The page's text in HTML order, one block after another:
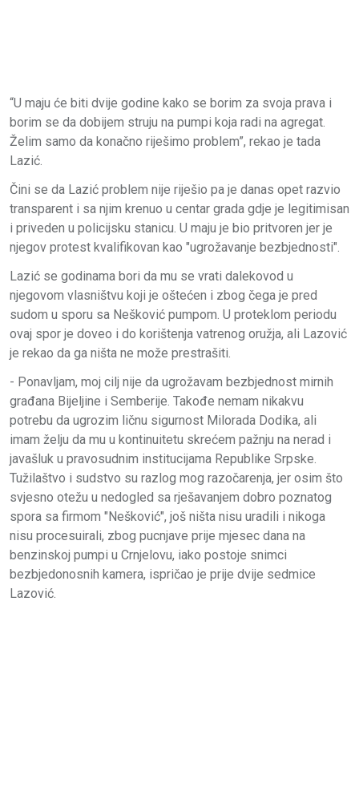
“U maju će biti dvije godine kako se borim za svoja prava i
borim se da dobijem struju na pumpi koja radi na agregat.
Želim samo da konačno riješimo problem”, rekao je tada
Lazić.
Čini se da Lazić problem nije riješio pa je danas opet razvio
transparent i sa njim krenuo u centar grada gdje je legitimisan
i priveden u policijsku stanicu. U maju je bio pritvoren jer je
njegov protest kvalifikovan kao "ugrožavanje bezbjednosti".
Lazić se godinama bori da mu se vrati dalekovod u
njegovom vlasništvu koji je oštećen i zbog čega je pred
sudom u sporu sa Nešković pumpom. U proteklom periodu
ovaj spor je doveo i do korištenja vatrenog oružja, ali Lazović
je rekao da ga ništa ne može prestrašiti.
- Ponavljam, moj cilj nije da ugrožavam bezbjednost mirnih
građana Bijeljine i Semberije. Takođe nemam nikakvu
potrebu da ugrozim ličnu sigurnost Milorada Dodika, ali
imam želju da mu u kontinuitetu skrećem pažnju na nerad i
javašluk u pravosudnim institucijama Republike Srpske.
Tužilaštvo i sudstvo su razlog mog razočarenja, jer osim što
svjesno otežu u nedogled sa rješavanjem dobro poznatog
spora sa firmom "Nešković", još ništa nisu uradili i nikoga
nisu procesuirali, zbog pucnjave prije mjesec dana na
benzinskoj pumpi u Crnjelovu, iako postoje snimci
bezbjedonosnih kamera, ispričao je prije dvije sedmice
Lazović.